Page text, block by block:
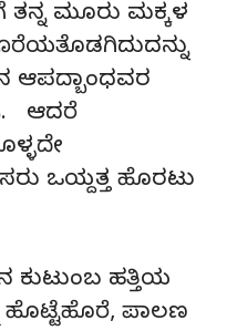
ತನ್ನ ಮೂರು ಮಕ್ಕಳ
ಆಪದ್ಬಾಂಧವರ
ಆದರೆ
ಒಯ್ದತ್ತ ಹೊರಟು
ಕುಟುಂಬ ಹತ್ತಿಯ
ಹೊಟ್ಟೆಹೊರೆ, ಪಾಲಣ